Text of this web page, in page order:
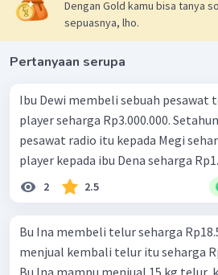
Dengan Gold kamu bisa tanya
sepuasnya, lho.
Pertanyaan serupa
Ibu Dewi membeli sebuah pesawat
player seharga Rp3.000.000.
pesawat radio itu kepada Megi
player kepada ibu Dena seharga
2 2.5
Bu Ina membeli telur seharga
menjual kembali telur itu seharga